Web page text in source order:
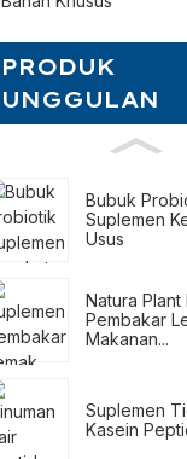
PRODUK
UNGGULAN
Bubuk
Suplemen
Usus
Natura Plant
Pembakar
Makanan...
Suplemen
Kasein